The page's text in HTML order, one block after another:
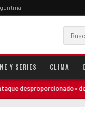
Y SERIES CLIMA
desproporcionado» de